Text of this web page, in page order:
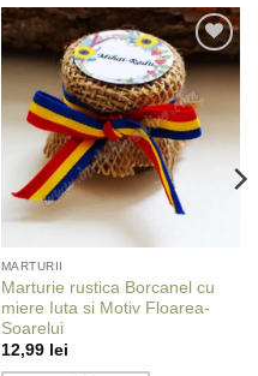
Add to
wishlist
MARTURII
Marturie rustica Borcanel cu
miere Iuta si Motiv Floarea-
Soarelui
12,99 lei